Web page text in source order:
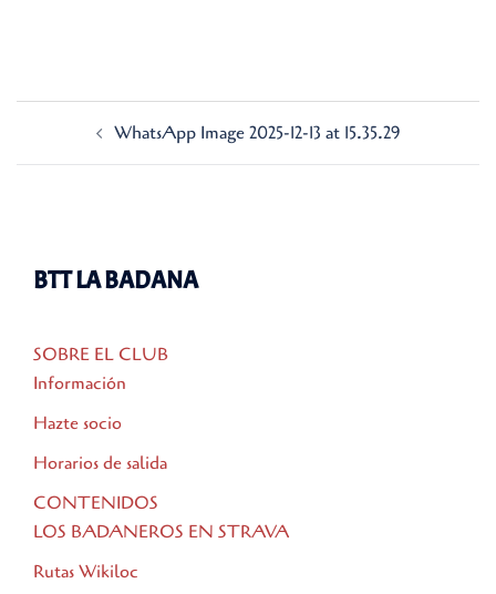
WhatsApp Image 2025-12-13 at 15.35.29
BTT LA BADANA
SOBRE EL CLUB
Información
Hazte socio
Horarios de salida
CONTENIDOS
LOS BADANEROS EN STRAVA
Rutas Wikiloc